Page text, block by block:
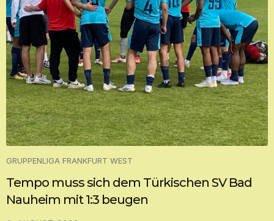
GRUPPENLIGA FRANKFURT WEST
Tempo muss sich dem Türkischen SV Bad
Nauheim mit 1:3 beugen